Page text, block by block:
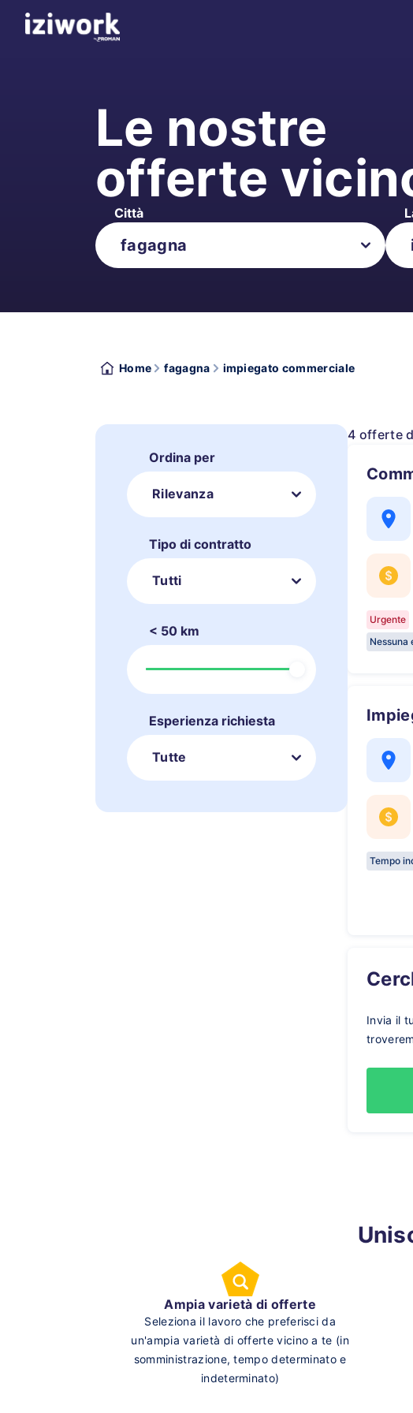
Le nostre
offerte
Città
Home fagagna impiegato commerciale
Ordina per
Rilevanza
Tipo di contratto
Tutti
< 50 km
Esperienza richiesta
Tutte
4 offerte
Urgente
Nessuna
Tempo
Invia il
Ampia varietà di offerte
Seleziona il lavoro che preferisci da
un'ampia varietà di offerte vicino a te (in
somministrazione, tempo determinato e
indeterminato)